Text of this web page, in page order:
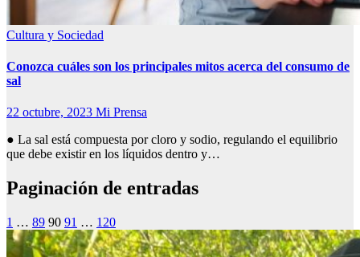
Cultura y Sociedad
Conozca cuáles son los principales mitos acerca del consumo de
sal
22 octubre, 2023 Mi Prensa
● La sal está compuesta por cloro y sodio, regulando el equilibrio
que debe existir en los líquidos dentro y…
Paginación de entradas
1 … 89 90 91 … 120